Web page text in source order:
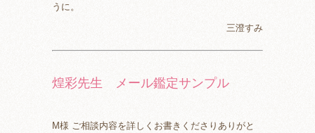
うに。
三澄すみ
煌彩先生 メール鑑定サンプル
M様 ご相談内容を詳しくお書きくださりありがと